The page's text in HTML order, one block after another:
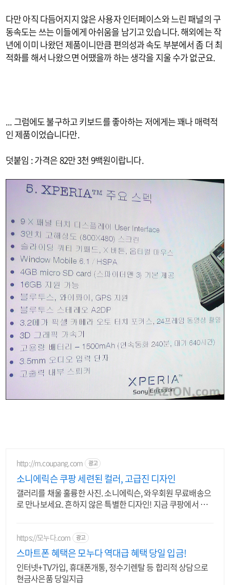
다만 아직 다듬어지지 않은 사용자 인터페이스와 느린 패널의 구
동속도는 쓰는 이들에게 아쉬움을 남기고 있습니다. 해외에는 작
년에 이미 나왔던 제품이니만큼 편의성과 속도 부분에서 좀 더 최
적화를 해서 나왔으면 어땠을까 하는 생각을 지울 수가 없군요.
... 그럼에도 불구하고 키보드를 좋아하는 저에게는 꽤나 매력적
인 제품이었습니다만.
덧붙임 : 가격은 82만 3천 9백원이랍니다.
http://m.coupang.com 광고
소니에릭슨 쿠팡 세련된 컬러, 고급진 디자인
갤러리를 채울 훌륭한 사진. 소니에릭슨, 와우회원 무료배송으
로 만나보세요. 흔하지 않은 특별한 디자인! 지금 쿠팡에서 다
https://모누다.com 광고
스마트폰 혜택은 모누다 역대급 혜택 당일 입금!
인터넷+TV가입, 휴대폰개통, 정수기렌탈 등 합리적 상담으로
현금사은품 당일지급